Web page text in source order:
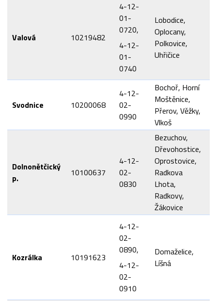
Valová 10219482
4-12-
01-
0720,
4-12-
01-
0740
Lobodice,
Oplocany,
Polkovice,
Uhřičice
Svodnice 10200068
4-12-
02-
0990
Bochoř, Horní
Moštěnice,
Přerov, Věžky,
Vlkoš
Dolnonětčický
p.
10100637
4-12-
02-
0830
Bezuchov,
Dřevohostice,
Oprostovice,
Radkova
Lhota,
Radkovy,
Žákovice
Kozrálka 10191623
4-12-
02-
0890,
4-12-
02-
0910
Domaželice,
Líšná